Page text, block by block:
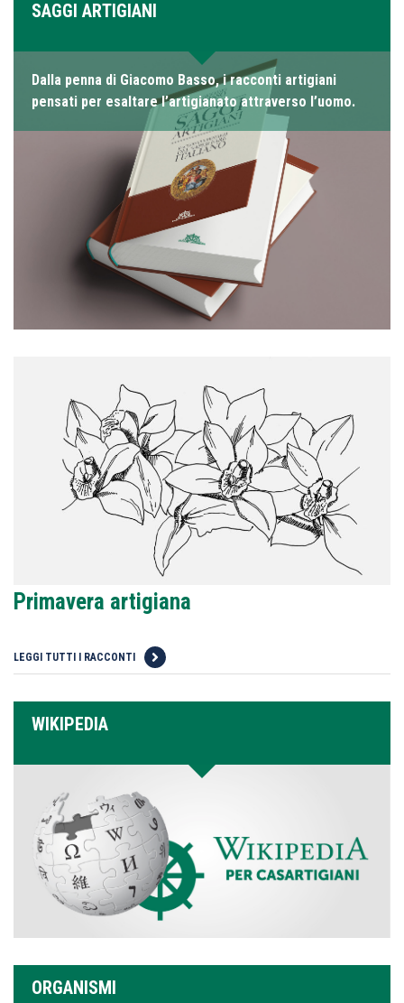
SAGGI ARTIGIANI
Dalla penna di Giacomo Basso, i racconti artigiani
pensati per esaltare l’artigianato attraverso l’uomo.
Primavera artigiana
LEGGI TUTTI I RACCONTI
WIKIPEDIA
ORGANISMI